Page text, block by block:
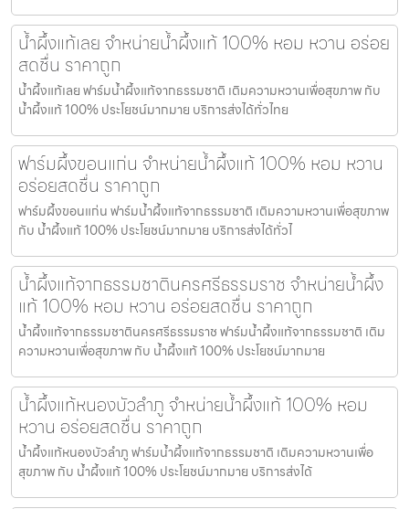
น้ำผึ้งแท้เลย จำหน่ายน้ำผึ้งแท้ 100% หอม หวาน อร่อย
สดชื่น ราคาถูก
น้ำผึ้งแท้เลย ฟาร์มน้ำผึ้งแท้จากธรรมชาติ เติมความหวานเพื่อสุขภาพ กับ
น้ำผึ้งแท้ 100% ประโยชน์มากมาย บริการส่งได้ทั่วไทย
ฟาร์มผึ้งขอนแก่น จำหน่ายน้ำผึ้งแท้ 100% หอม หวาน
อร่อยสดชื่น ราคาถูก
ฟาร์มผึ้งขอนแก่น ฟาร์มน้ำผึ้งแท้จากธรรมชาติ เติมความหวานเพื่อสุขภาพ
กับ น้ำผึ้งแท้ 100% ประโยชน์มากมาย บริการส่งได้ทั่วไ
น้ำผึ้งแท้จากธรรมชาตินครศรีธรรมราช จำหน่ายน้ำผึ้ง
แท้ 100% หอม หวาน อร่อยสดชื่น ราคาถูก
น้ำผึ้งแท้จากธรรมชาตินครศรีธรรมราช ฟาร์มน้ำผึ้งแท้จากธรรมชาติ เติม
ความหวานเพื่อสุขภาพ กับ น้ำผึ้งแท้ 100% ประโยชน์มากมาย
น้ำผึ้งแท้หนองบัวลำภู จำหน่ายน้ำผึ้งแท้ 100% หอม
หวาน อร่อยสดชื่น ราคาถูก
น้ำผึ้งแท้หนองบัวลำภู ฟาร์มน้ำผึ้งแท้จากธรรมชาติ เติมความหวานเพื่อ
สุขภาพ กับ น้ำผึ้งแท้ 100% ประโยชน์มากมาย บริการส่งได้